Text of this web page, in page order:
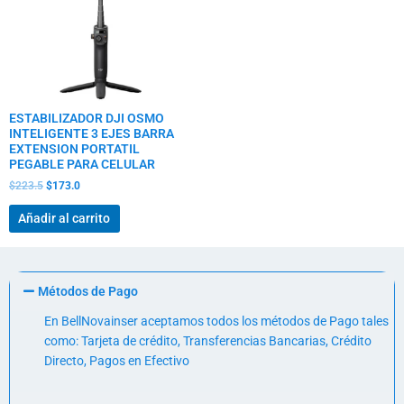
ESTABILIZADOR DJI OSMO
INTELIGENTE 3 EJES BARRA
EXTENSION PORTATIL
PEGABLE PARA CELULAR
$223.5 $173.0
Añadir al carrito
Métodos de Pago
En BellNovainser aceptamos todos los métodos de Pago tales
como: Tarjeta de crédito, Transferencias Bancarias, Crédito
Directo, Pagos en Efectivo